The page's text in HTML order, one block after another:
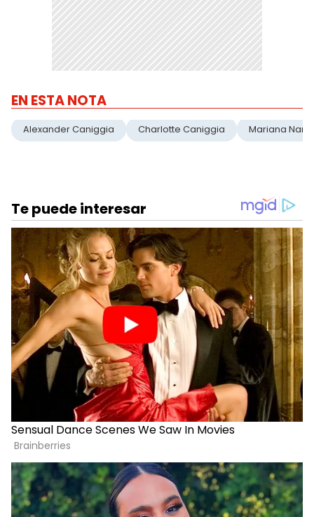
EN ESTA NOTA
Alexander Caniggia Charlotte Caniggia Mariana